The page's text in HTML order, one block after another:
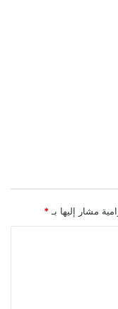
مشار إليها بـ *